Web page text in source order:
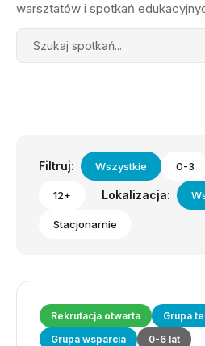
warsztatów i spotkań
Search
Filtruj: Wszystkie 0-3
12+ Lokalizacja:
Stacjonarnie
Rekrutacja otwarta
Grupa
Grupa wsparcia
0-6 lat